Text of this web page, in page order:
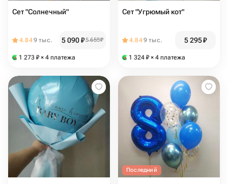
Сет "Солнечный"
4.849 тыс. 5 090₽5 655₽
1 273 ₽ × 4 платежа
Сет "Угрюмый кот"
4.849 тыс. 5 295₽
1 324 ₽ × 4 платежа
Последний